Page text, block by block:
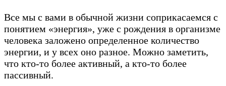
Все мы с вами в обычной жизни соприкасаемся с
понятием «энергия», уже с рождения в организме
человека заложено определенное количество
энергии, и у всех оно разное. Можно заметить,
что кто-то более активный, а кто-то более
пассивный.